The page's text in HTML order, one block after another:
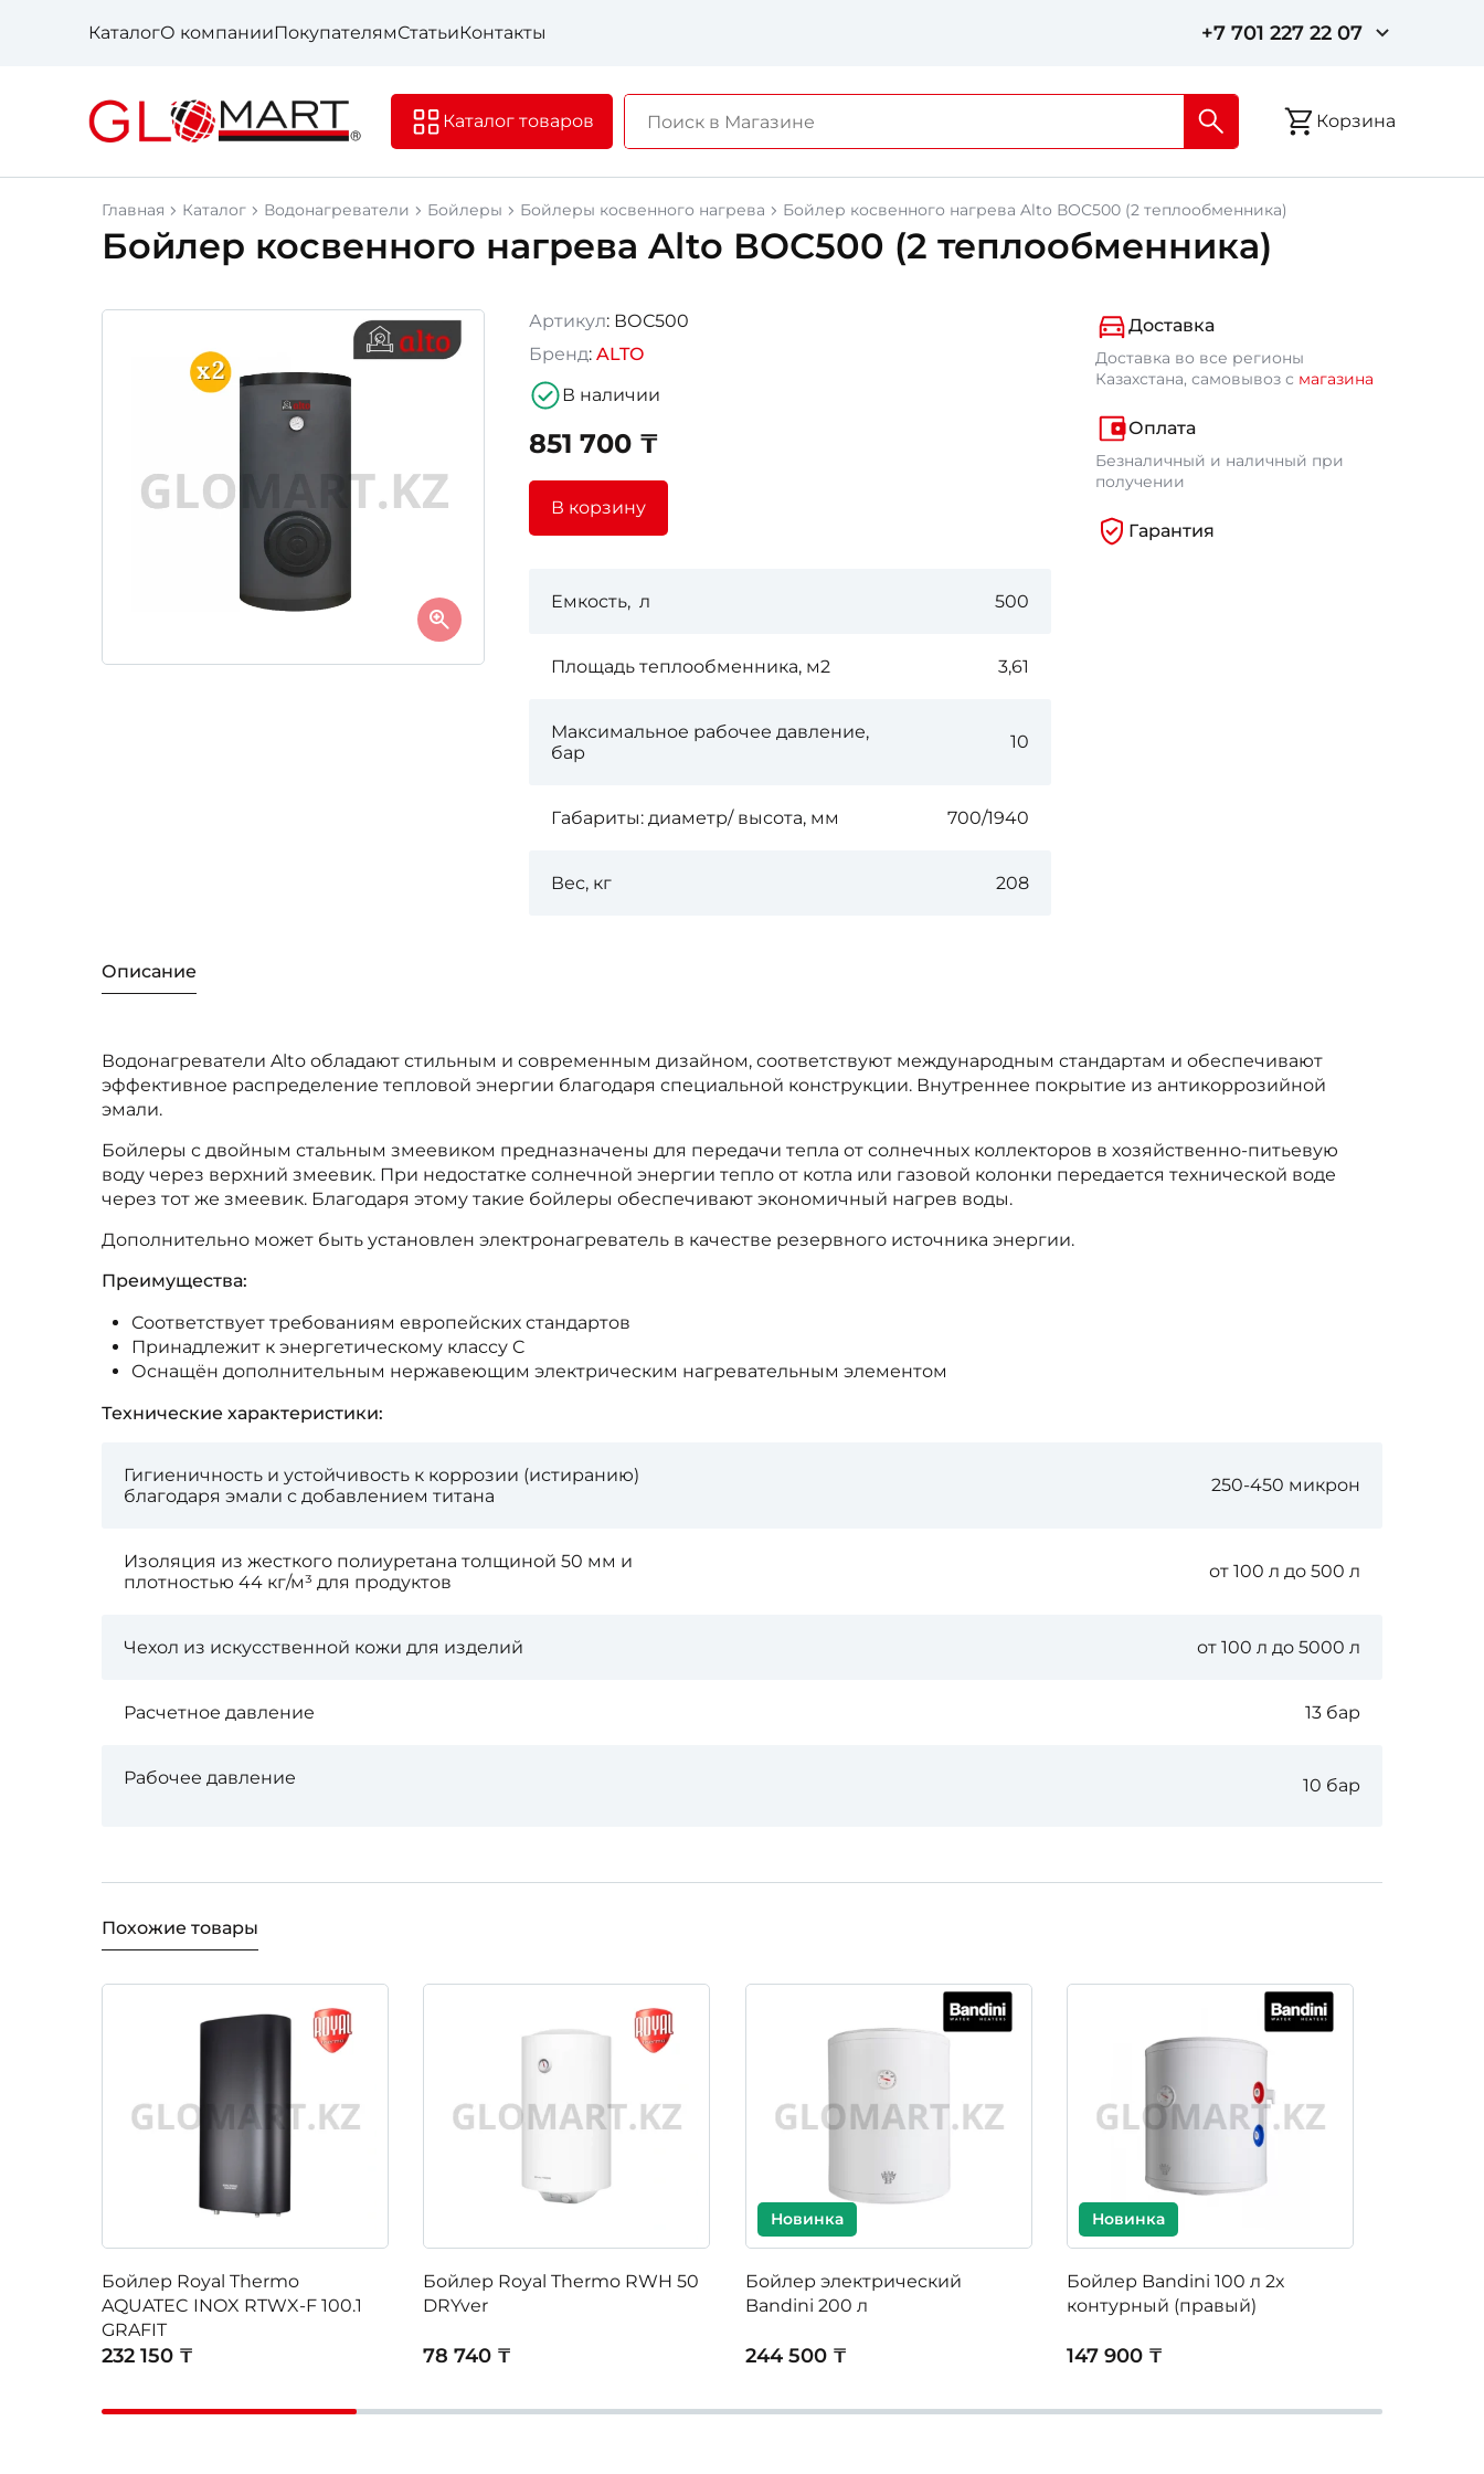
КаталогО компанииПокупателямСтатьиКонтакты +7 701 227 22 07
Каталог товаров Корзина
Главная Каталог Водонагреватели Бойлеры Бойлеры косвенного нагрева Бойлер косвенного нагрева Alto ВОС500 (2 теплообменника)
Бойлер косвенного нагрева Alto ВОС500 (2 теплообменника)
Артикул: ВОС500
Бренд: ALTO
В наличии
851 700 ₸
В корзину
Емкость, л 500
Площадь теплообменника, м2 3,61
Максимальное рабочее давление,
бар
10
Габариты: диаметр/ высота, мм 700/1940
Вес, кг 208
Доставка
Доставка во все регионы
Казахстана, самовывоз с магазина
Оплата
Безналичный и наличный при
получении
Гарантия
Описание
Водонагреватели Alto обладают стильным и современным дизайном, соответствуют международным стандартам и обеспечивают
эффективное распределение тепловой энергии благодаря специальной конструкции. Внутреннее покрытие из антикоррозийной
эмали.
Бойлеры с двойным стальным змеевиком предназначены для передачи тепла от солнечных коллекторов в хозяйственно-питьевую
воду через верхний змеевик. При недостатке солнечной энергии тепло от котла или газовой колонки передается технической воде
через тот же змеевик. Благодаря этому такие бойлеры обеспечивают экономичный нагрев воды.
Дополнительно может быть установлен электронагреватель в качестве резервного источника энергии.
Преимущества:
Соответствует требованиям европейских стандартов
Принадлежит к энергетическому классу C
Оснащён дополнительным нержавеющим электрическим нагревательным элементом
Технические характеристики:
Гигиеничность и устойчивость к коррозии (истиранию)
благодаря эмали с добавлением титана
250-450 микрон
Изоляция из жесткого полиуретана толщиной 50 мм и
плотностью 44 кг/м³ для продуктов
от 100 л до 500 л
Чехол из искусственной кожи для изделий от 100 л до 5000 л
Расчетное давление 13 бар
Рабочее давление 10 бар
Похожие товары
Бойлер Royal Thermo
AQUATEC INOX RTWX-F 100.1
GRAFIT
232 150 ₸
Бойлер Royal Thermo RWH 50
DRYver
78 740 ₸
Новинка
Бойлер электрический
Bandini 200 л
244 500 ₸
Новинка
Бойлер Bandini 100 л 2х
контурный (правый)
147 900 ₸